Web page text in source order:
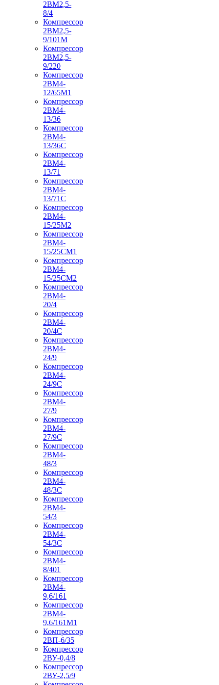
2ВМ2,5-
8/4
Компрессор
2ВМ2,5-
9/101М
Компрессор
2ВМ2,5-
9/220
Компрессор
2ВМ4-
12/65М1
Компрессор
2ВМ4-
13/36
Компрессор
2ВМ4-
13/36С
Компрессор
2ВМ4-
13/71
Компрессор
2ВМ4-
13/71С
Компрессор
2ВМ4-
15/25М2
Компрессор
2ВМ4-
15/25СМ1
Компрессор
2ВМ4-
15/25СМ2
Компрессор
2ВМ4-
20/4
Компрессор
2ВМ4-
20/4С
Компрессор
2ВМ4-
24/9
Компрессор
2ВМ4-
24/9С
Компрессор
2ВМ4-
27/9
Компрессор
2ВМ4-
27/9С
Компрессор
2ВМ4-
48/3
Компрессор
2ВМ4-
48/3С
Компрессор
2ВМ4-
54/3
Компрессор
2ВМ4-
54/3С
Компрессор
2ВМ4-
8/401
Компрессор
2ВМ4-
9,6/161
Компрессор
2ВМ4-
9,6/161М1
Компрессор
2ВП-6/35
Компрессор
2ВУ-0,4/8
Компрессор
2ВУ-2,5/9